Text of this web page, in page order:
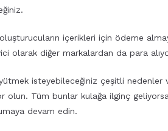
içerikleri için ödeme
olarak diğer markalardan da para
isteyebileceğiniz çeşitli
Tüm bunlar kulağa ilginç geliyorsa,
devam edin.